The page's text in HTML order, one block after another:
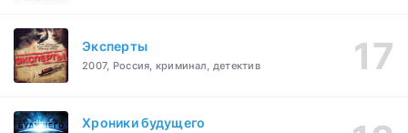
Эксперты
2007, Россия, криминал, детектив
Хроники будущего